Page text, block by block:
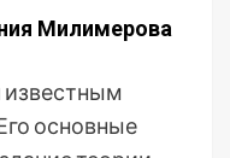
Милимерова
основные